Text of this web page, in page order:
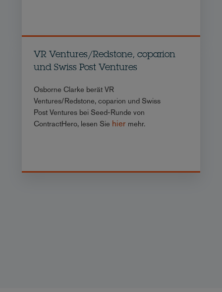
VR Ventures/Redstone, coparion
und Swiss Post Ventures
Osborne Clarke berät VR
Ventures/Redstone, coparion und Swiss
Post Ventures bei Seed-Runde von
ContractHero, lesen Sie hier mehr.